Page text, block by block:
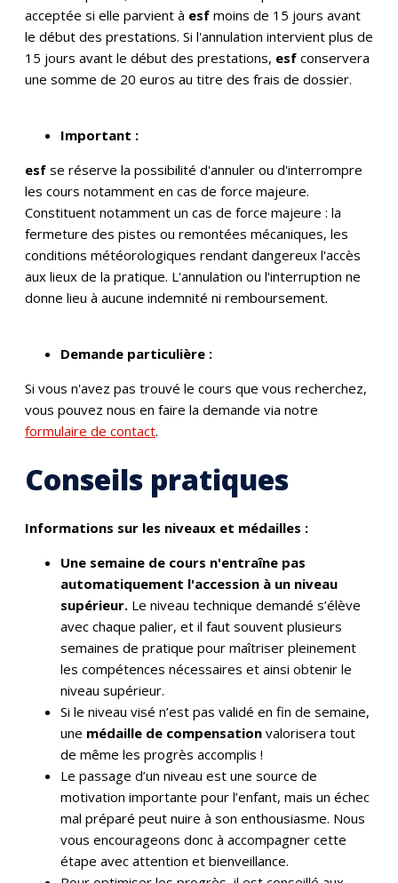
acceptée si elle parvient à esf moins de 15 jours avant
le début des prestations. Si l'annulation intervient plus de
15 jours avant le début des prestations, esf conservera
une somme de 20 euros au titre des frais de dossier.
Important :
esf se réserve la possibilité d'annuler ou d'interrompre
les cours notamment en cas de force majeure.
Constituent notamment un cas de force majeure : la
fermeture des pistes ou remontées mécaniques, les
conditions météorologiques rendant dangereux l'accès
aux lieux de la pratique. L'annulation ou l'interruption ne
donne lieu à aucune indemnité ni remboursement.
Demande particulière :
Si vous n'avez pas trouvé le cours que vous recherchez,
vous pouvez nous en faire la demande via notre
formulaire de contact.
Conseils pratiques
Informations sur les niveaux et médailles :
Une semaine de cours n'entraîne pas
automatiquement l'accession à un niveau
supérieur. Le niveau technique demandé s’élève
avec chaque palier, et il faut souvent plusieurs
semaines de pratique pour maîtriser pleinement
les compétences nécessaires et ainsi obtenir le
niveau supérieur.
Si le niveau visé n’est pas validé en fin de semaine,
une médaille de compensation valorisera tout
de même les progrès accomplis !
Le passage d’un niveau est une source de
motivation importante pour l’enfant, mais un échec
mal préparé peut nuire à son enthousiasme. Nous
vous encourageons donc à accompagner cette
étape avec attention et bienveillance.